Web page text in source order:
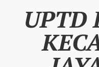
contentUPTD